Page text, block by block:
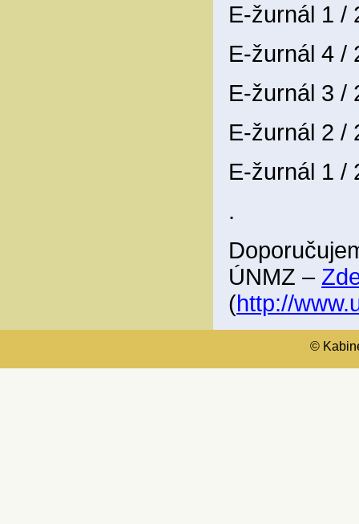
E-žurnál 1 /
E-žurnál 4 /
E-žurnál 3 /
E-žurnál 2 /
E-žurnál 1 /
.
ÚNMZ –
(http://
©